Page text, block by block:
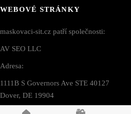
WEBOVÉ STRÁNKY
maskovaci-sit.cz patří společnosti:
AV SEO LLC
Adresa:
1111B S Governors Ave STE 40127
Dover, DE 19904
USA